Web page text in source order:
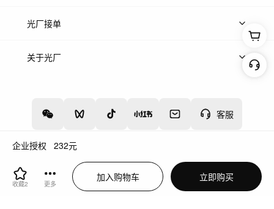
企业授权 232元
收藏2 更多
加入购物车 立即购买
客服
上传案例
光厂接单
上架服务
关于光厂
增值电信业务经营许可证：川B2-20160192
蜀ICP备12020238号-4
川公网安备51019002000262
违法和不良信息举报中心